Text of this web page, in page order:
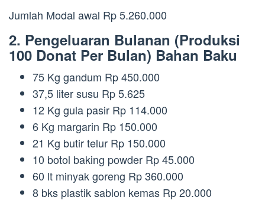
Jumlah Modal awal Rp 5.260.000
2. Pengeluaran Bulanan (Produksi
100 Donat Per Bulan) Bahan Baku
75 Kg gandum Rp 450.000
37,5 liter susu Rp 5.625
12 Kg gula pasir Rp 114.000
6 Kg margarin Rp 150.000
21 Kg butir telur Rp 150.000
10 botol baking powder Rp 45.000
60 lt minyak goreng Rp 360.000
8 bks plastik sablon kemas Rp 20.000